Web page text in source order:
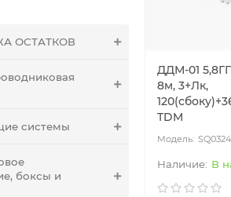
ОСТАТКОВ
системы
боксы и
ДДМ-01
8м, 3+Лк,
TDM
В